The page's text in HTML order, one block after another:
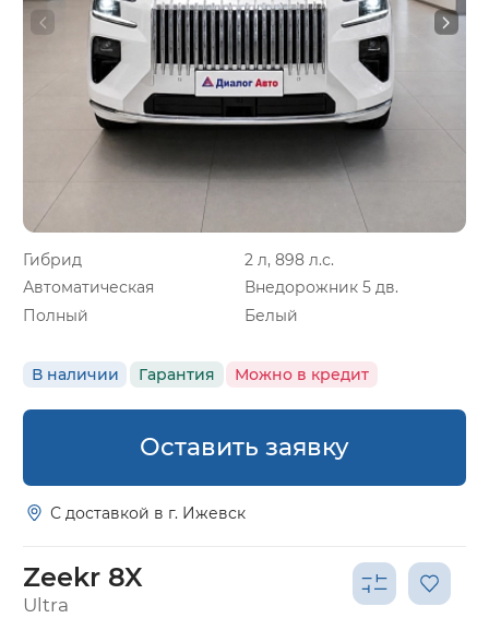
Гибрид
2 л, 898 л.с.
Автоматическая
Внедорожник 5 дв.
Полный
Белый
В наличии Гарантия Можно в кредит
Оставить заявку
С доставкой в г. Ижевск
Zeekr 8X
Ultra